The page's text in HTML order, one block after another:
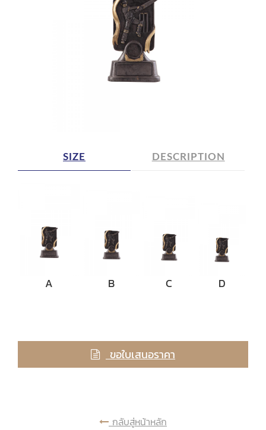
SIZE DESCRIPTION
A B C D
ขอใบเสนอราคา
กลับสู่หน้าหลัก